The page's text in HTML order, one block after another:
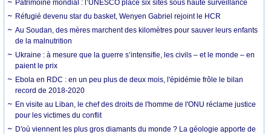
Patrimoine mondial : l’UNESCO place six sites sous haute surveillance
Réfugié devenu star du basket, Wenyen Gabriel rejoint le HCR
Au Soudan, des mères marchent des kilomètres pour sauver leurs enfants
de la malnutrition
Ukraine : à mesure que la guerre s’intensifie, les civils – et le monde – en
paient le prix
Ebola en RDC : en un peu plus de deux mois, l'épidémie frôle le bilan
record de 2018-2020
En visite au Liban, le chef des droits de l'homme de l'ONU réclame justice
pour les victimes du conflit
D'où viennent les plus gros diamants du monde ? La géologie apporte de